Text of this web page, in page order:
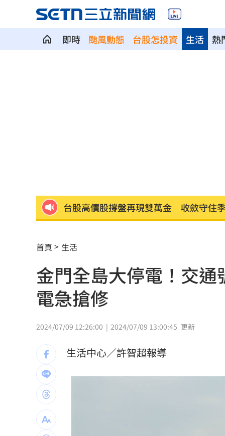
即時 颱風動態 台股怎投資 熱
生活
台股高價股撐盤再現雙萬金 收斂守住
過半台北人評725不成功 他：蔣萬安高
保全「拒倒垃圾」：我不是清潔員！下
女律假買疫苗詐慈濟10億！主謀竟是無
胡瓜保險箱百萬現金消失 鬆口驚人內
上班遲到1分鐘被迫請假1hr 律師：已
首頁 生活
金門全島大停電！交
電急搶修
2024/07/09 12:26:00 2024/07/09 13:00:45 更新
生活中心／許智超報導